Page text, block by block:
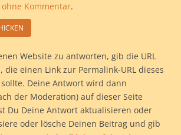
ohne Kommentar.
Website zu antworten, gib die URL
die einen Link zur Permalink-URL dieses
Deine Antwort wird dann
der Moderation) auf dieser Seite
Du Deine Antwort aktualisieren oder
oder lösche Deinen Beitrag und gib